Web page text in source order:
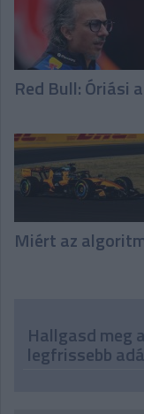
Red Bull: Óriási
Miért az
Hallgasd meg
legfrissebb